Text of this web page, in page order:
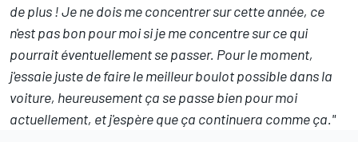
de plus ! Je ne dois me concentrer sur cette année, ce
n'est pas bon pour moi si je me concentre sur ce qui
pourrait éventuellement se passer. Pour le moment,
j'essaie juste de faire le meilleur boulot possible dans la
voiture, heureusement ça se passe bien pour moi
actuellement, et j'espère que ça continuera comme ça."